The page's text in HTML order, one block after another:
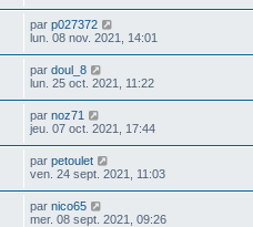
par p027372
lun. 08 nov. 2021, 14:01
par doul_8
lun. 25 oct. 2021, 11:22
par noz71
jeu. 07 oct. 2021, 17:44
par petoulet
ven. 24 sept. 2021, 11:03
par nico65
mer. 08 sept. 2021, 09:26